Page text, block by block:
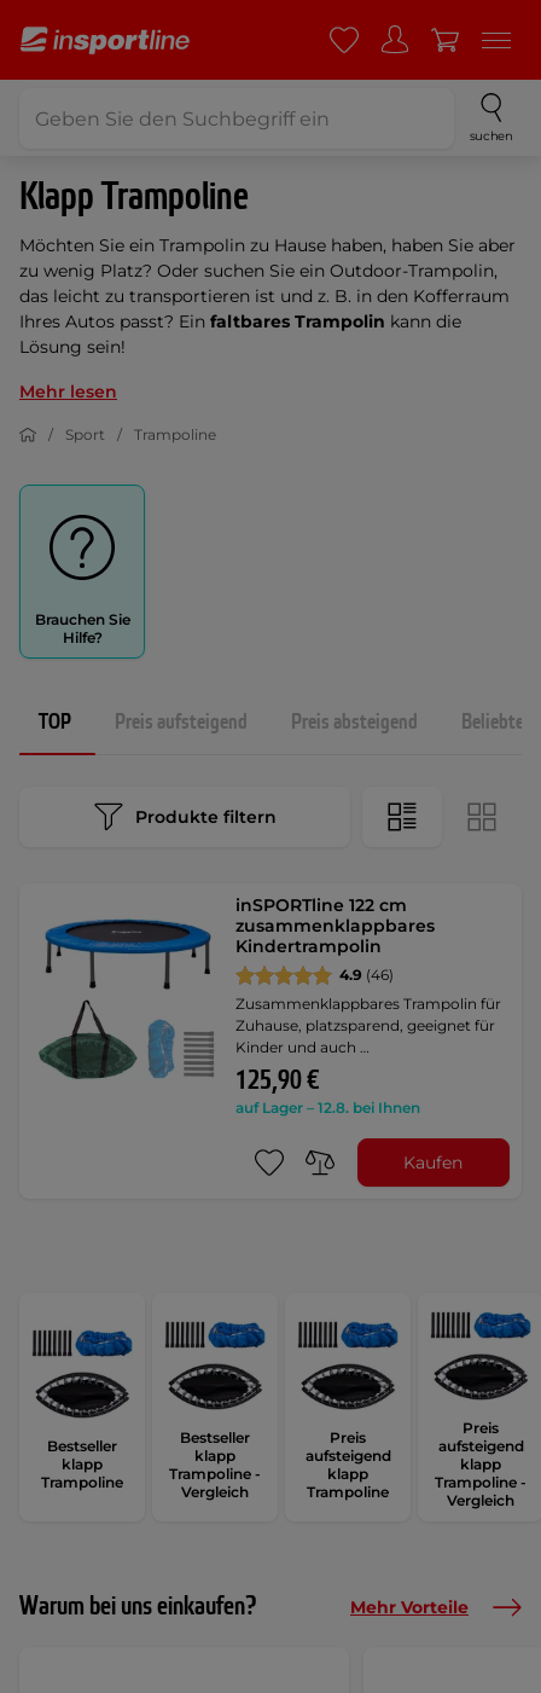
suchen
Klapp Trampoline
Möchten Sie ein Trampolin zu Hause haben, haben Sie aber
zu wenig Platz? Oder suchen Sie ein Outdoor-Trampolin,
das leicht zu transportieren ist und z. B. in den Kofferraum
Ihres Autos passt? Ein faltbares Trampolin kann die
Lösung sein!
Mehr lesen
Sport Trampoline
Brauchen Sie
Hilfe?
TOP Preis aufsteigend Preis absteigend
Produkte filtern
inSPORTline 122 cm
zusammenklappbares
Kindertrampolin
4.9 (46)
Zusammenklappbares Trampolin für
Zuhause, platzsparend, geeignet für
Kinder und auch …
125,90 €
auf Lager – 12.8. bei Ihnen
Kaufen
Bestseller
klapp
Trampoline
Bestseller
klapp
Trampoline -
Vergleich
Preis
aufsteigend
klapp
Trampoline
Preis
aufsteigend
klapp
Trampoline -
Vergleich
Warum bei uns einkaufen? Mehr Vorteile